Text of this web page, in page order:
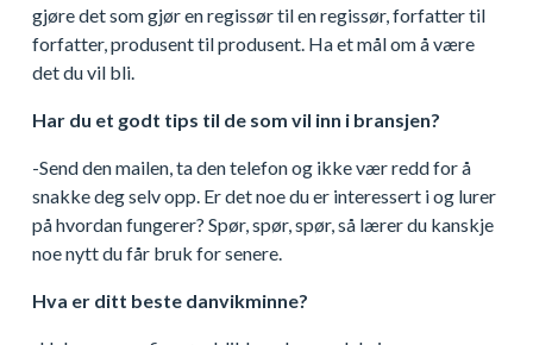
gjøre det som gjør en regissør til en regissør, forfatter til
forfatter, produsent til produsent. Ha et mål om å være
det du vil bli.
Har du et godt tips til de som vil inn i bransjen?
-Send den mailen, ta den telefon og ikke vær redd for å
snakke deg selv opp. Er det noe du er interessert i og lurer
på hvordan fungerer? Spør, spør, spør, så lærer du kanskje
noe nytt du får bruk for senere.
Hva er ditt beste danvikminne?